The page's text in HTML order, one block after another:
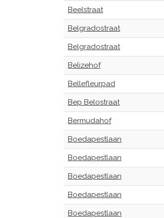
Beelstraat
Belgradostraat
Belgradostraat
Belizehof
Bellefleurpad
Bep Belostraat
Bermudahof
Boedapestlaan
Boedapestlaan
Boedapestlaan
Boedapestlaan
Boedapestlaan